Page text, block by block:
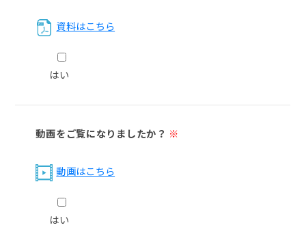
資料はこちら
はい
動画をご覧になりましたか？ ※
動画はこちら
はい